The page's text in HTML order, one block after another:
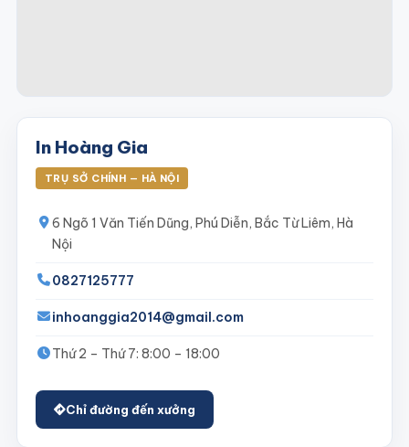
In Hoàng Gia
TRỤ SỞ CHÍNH — HÀ NỘI
6 Ngõ 1 Văn Tiến Dũng, Phú Diễn, Bắc Từ Liêm, Hà
Nội
0827125777
inhoanggia2014@gmail.com
Thứ 2 – Thứ 7: 8:00 – 18:00
Chỉ đường đến xưởng